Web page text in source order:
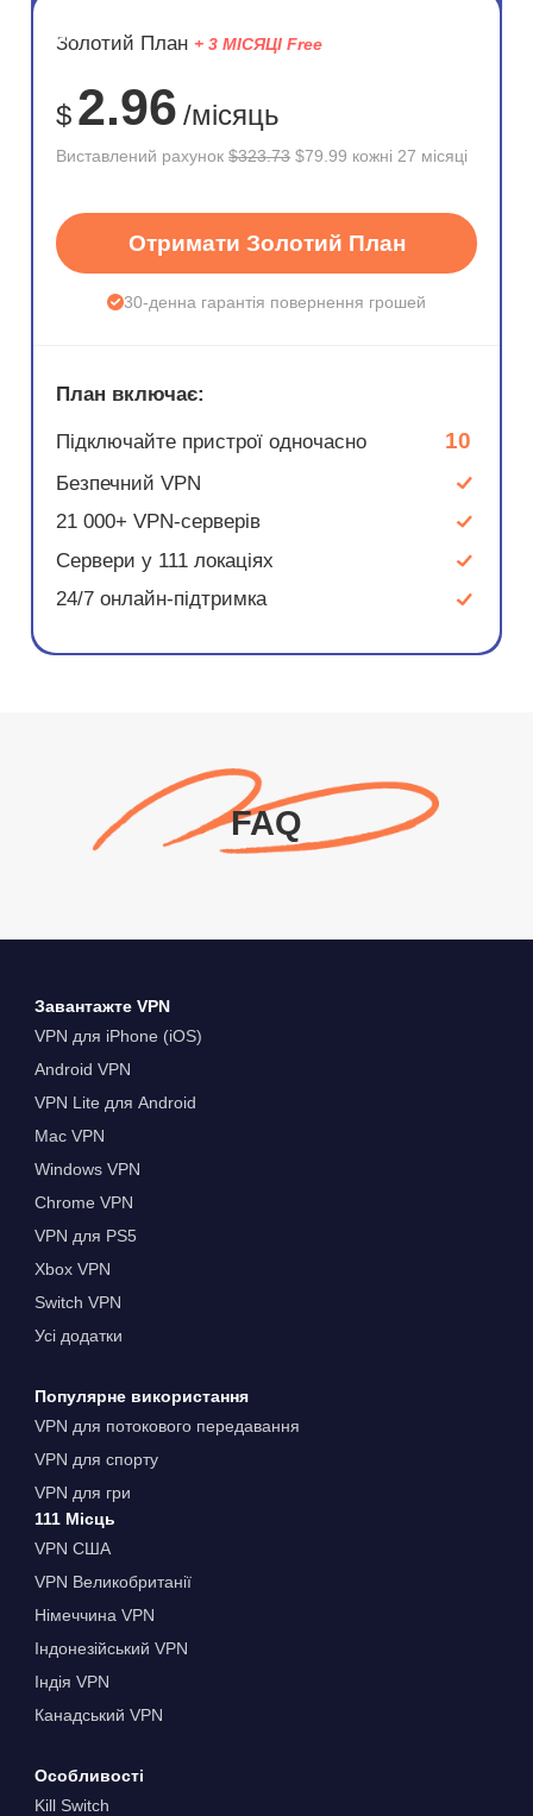
ЗНИЖКА
75%
Золотий План + 3 МІСЯЦІ Free
$ 2.96 /місяць
Виставлений рахунок$323.73 $79.99 кожні 27 місяці
Отримати Золотий План
30-денна гарантія повернення грошей
План включає:
Підключайте пристрої одночасно 10
Безпечний VPN
21 000+ VPN-серверів
Сервери у 111 локаціях
24/7 онлайн-підтримка
FAQ
Завантажте VPN
VPN для iPhone (iOS)
Android VPN
VPN Lite для Android
Mac VPN
Windows VPN
Chrome VPN
VPN для PS5
Xbox VPN
Switch VPN
Усі додатки
Популярне використання
VPN для потокового передавання
VPN для спорту
VPN для гри
111 Місць
VPN США
VPN Великобританії
Німеччина VPN
Індонезійський VPN
Індія VPN
Канадський VPN
Особливості
Kill Switch